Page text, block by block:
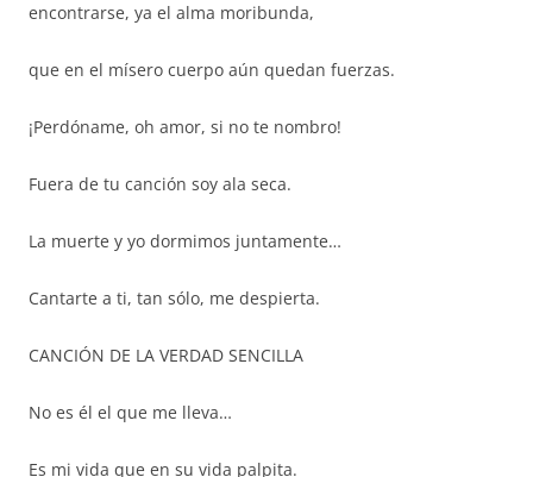
encontrarse, ya el alma moribunda,
que en el mísero cuerpo aún quedan fuerzas.
¡Perdóname, oh amor, si no te nombro!
Fuera de tu canción soy ala seca.
La muerte y yo dormimos juntamente…
Cantarte a ti, tan sólo, me despierta.
CANCIÓN DE LA VERDAD SENCILLA
No es él el que me lleva…
Es mi vida que en su vida palpita.